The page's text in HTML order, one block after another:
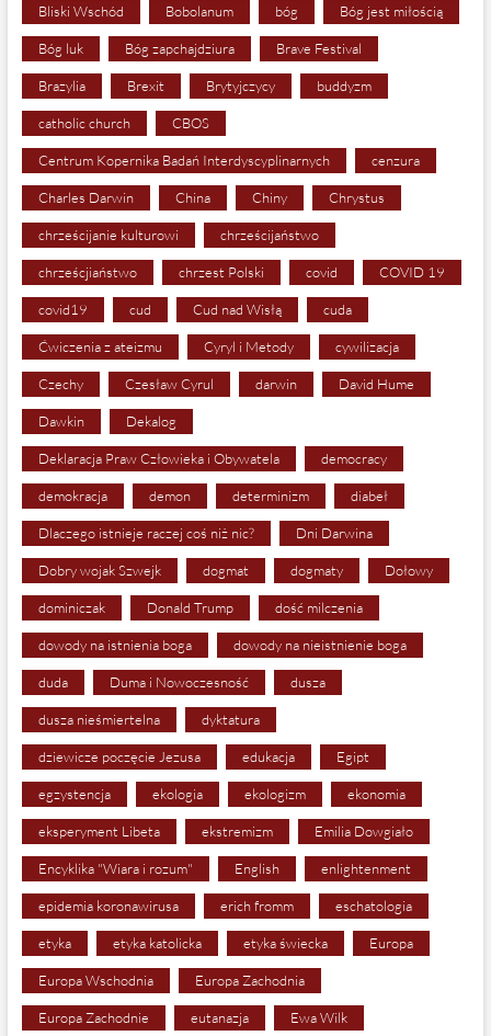
Bliski Wschód Bobolanum bóg Bóg jest miłością
Bóg luk Bóg zapchajdziura Brave Festival
Brazylia Brexit Brytyjczycy buddyzm
catholic church CBOS
Centrum Kopernika Badań Interdyscyplinarnych cenzura
Charles Darwin China Chiny Chrystus
chrześcijanie kulturowi chrześcijaństwo
chrześcjiaństwo chrzest Polski covid COVID 19
covid19 cud Cud nad Wisłą cuda
Ćwiczenia z ateizmu Cyryl i Metody cywilizacja
Czechy Czesław Cyrul darwin David Hume
Dawkin Dekalog
Deklaracja Praw Człowieka i Obywatela democracy
demokracja demon determinizm diabeł
Dlaczego istnieje raczej coś niż nic? Dni Darwina
Dobry wojak Szwejk dogmat dogmaty Dołowy
dominiczak Donald Trump dość milczenia
dowody na istnienia boga dowody na nieistnienie boga
duda Duma i Nowoczesność dusza
dusza nieśmiertelna dyktatura
dziewicze poczęcie Jezusa edukacja Egipt
egzystencja ekologia ekologizm ekonomia
eksperyment Libeta ekstremizm Emilia Dowgiało
Encyklika "Wiara i rozum" English enlightenment
epidemia koronawirusa erich fromm eschatologia
etyka etyka katolicka etyka świecka Europa
Europa Wschodnia Europa Zachodnia
Europa Zachodnie eutanazja Ewa Wilk